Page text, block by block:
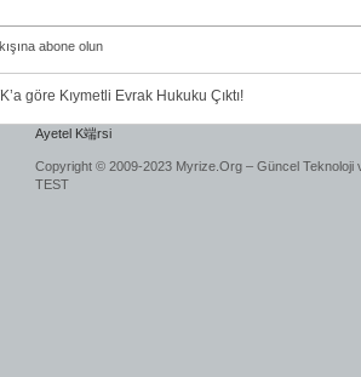
abone olun
göre Kıymetli Evrak Hukuku Çıktı!
Ayetel K端rsi
Copyright © 2009-2023 Myrize.Org – Güncel Teknoloji
TEST